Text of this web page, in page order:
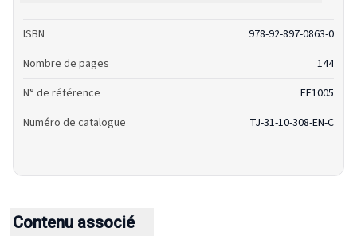
ISBN
978-92-897-0863-0
Nombre de pages
144
N° de référence
EF1005
Numéro de catalogue
TJ-31-10-308-EN-C
Contenu associé